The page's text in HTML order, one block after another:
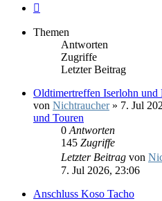
Themen
Antworten
Zugriffe
Letzter Beitrag
Oldtimertreffen Iserlohn
von Nichtraucher» 7. Jul
und Touren
0 Antworten
145 Zugriffe
Letzter Beitrag von
7. Jul 2026, 23:06
Anschluss Koso Tacho